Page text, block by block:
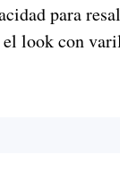
para
look con